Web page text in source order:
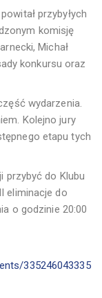
przybyłych
komisję
Michał
konkursu oraz
wydarzenia.
Kolejno jury
etapu tych
przybyć do Klubu
eliminacje do
o godzinie 20:00
335246043335